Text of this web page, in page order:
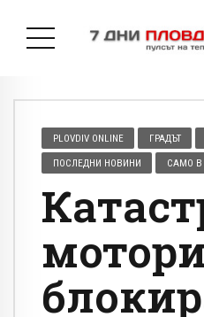
PLOVDIV ONLINE ГРАДЪТ
ПОСЛЕДНИ НОВИНИ САМО В